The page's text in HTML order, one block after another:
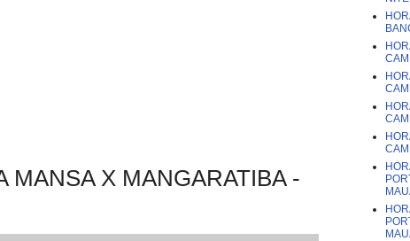
MANSA X MANGARATIBA -